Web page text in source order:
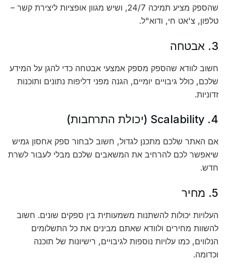
שהספק מציע תמיכה 24/7, ושיש מגוון אופציות ליצירת קשר –
טלפון, צ'אט חי, ודוא"ל.
3. אבטחה
חשוב לוודא שהספק מספק אמצעי אבטחה כדי להגן על המידע
שלכם, כולל גיבויים יומיים, הגנה מפני דליפות נתונים ותוכנות
זדוניות.
4. Scalability (יכולת התרחבות)
אם האתר שלכם מתכנן לגדול, חשוב לבחור ספק אחסון גמיש
שיאפשר לכם להרחיב את המשאבים שלכם מבלי לעבור לשרת
חדש.
5. מחיר
העלויות יכולות להשתנות משמעותית בין ספקים שונים. חשוב
להשוות מחירים ולוודא שאתם מבינים את כל התשלומים
הנלווים, כמו עלויות נוספות לגיבויים, רישיונות של תוכנה
וכדומה.